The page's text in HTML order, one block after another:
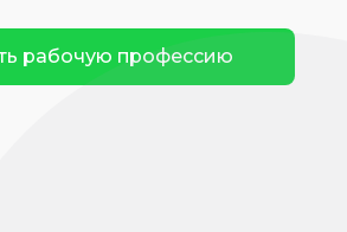
рабочую профессию